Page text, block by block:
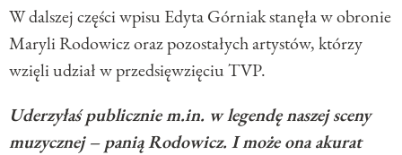
W dalszej części wpisu Edyta Górniak stanęła w obronie
Maryli Rodowicz oraz pozostałych artystów, którzy
wzięli udział w przedsięwzięciu TVP.
Uderzyłaś publicznie m.in. w legendę naszej sceny
muzycznej – panią Rodowicz. I może ona akurat